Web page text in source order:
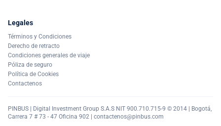
Legales
Términos y Condiciones
Derecho de retracto
Condiciones generales de viaje
Póliza de seguro
Política de Cookies
Contactenos
PINBUS | Digital Investment Group S.A.S NIT 900.710.715-9 © 2014 | Bogotá,
Carrera 7 # 73 - 47 Oficina 902 | contactenos@pinbus.com